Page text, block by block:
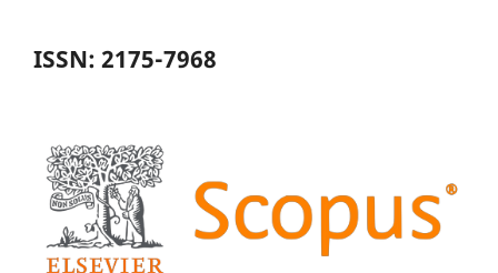
ISSN: 2175-7968